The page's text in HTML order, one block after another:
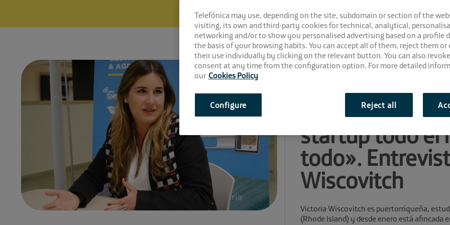
«Me ha
startup todo el
todo».
Wiscovitch
Victoria Wiscovitch es puertorriqueña,
(Rhode Island) y desde enero está afincada
Telefónica may use, depending on the site, subdomain or section of the
visiting, its own and third-party cookies for technical, analytical,
networking and/or to show you personalised advertising based on a profile
the basis of your browsing habits. You can accept all of them, reject them or
their use individually by clicking on the relevant button. You can also
consent at any time from the configuration option. For more detailed
our Cookies Policy
Reject all
Configure